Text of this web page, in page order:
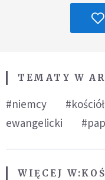
TEMATY W
#niemcy #kościół
ewangelicki
WIĘCEJ W: